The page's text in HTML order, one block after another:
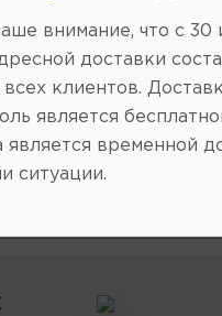
наличии, обновление
раз в сутки.
20:59 2026-08-08
запчастях на этой
характер.
внимание, что c 30
доставки
всех клиентов.
является
является временной
ситуации.